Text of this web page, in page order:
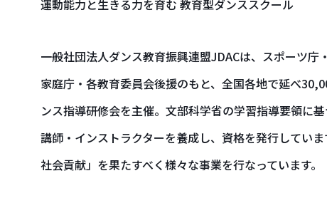
運動能力と生きる力を育む 教育型ダンススクール
一般社団法人ダンス教育振興連盟JDACは、スポーツ庁
家庭庁・各教育委員会後援のもと、全国各地で延べ
ンス指導研修会を主催。文部科学省の学習指導要領に
講師・インストラクターを養成し、資格を発行してい
社会貢献」を果たすべく様々な事業を行なっています。